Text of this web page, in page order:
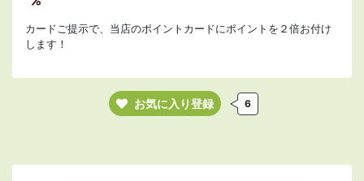
カードご提示で、当店のポイントカードにポイントを２倍お付け
します！
お気に入り登録 6